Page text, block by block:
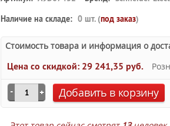
Наличие на складе: 0 шт. (под заказ)
Стоимость товара и информация о
Цена со скидкой: 29 241,35 руб.
Добавить в корзину